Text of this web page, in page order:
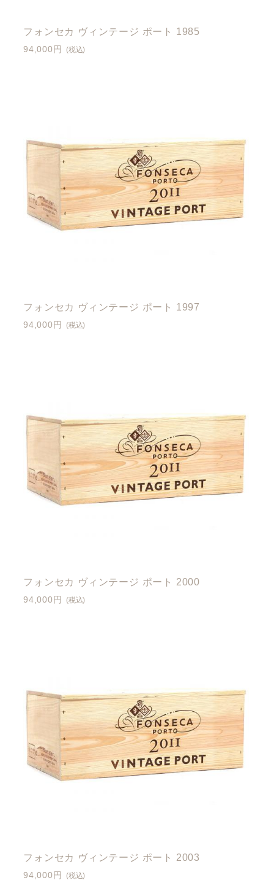
フォンセカ ヴィンテージ ポート 1985
94,000円 (税込)
フォンセカ ヴィンテージ ポート 1997
94,000円 (税込)
フォンセカ ヴィンテージ ポート 2000
94,000円 (税込)
フォンセカ ヴィンテージ ポート 2003
94,000円 (税込)